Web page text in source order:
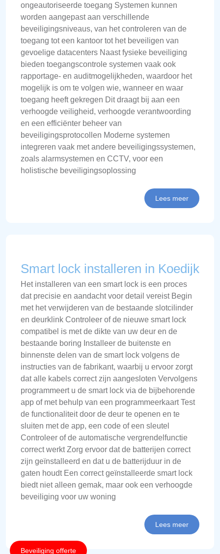
ongeautoriseerde toegang Systemen kunnen
worden aangepast aan verschillende
beveiligingsniveaus, van het controleren van de
toegang tot een kantoor tot het beveiligen van
gevoelige datacenters Naast fysieke beveiliging
bieden toegangscontrole systemen vaak ook
rapportage- en auditmogelijkheden, waardoor het
mogelijk is om te volgen wie, wanneer en waar
toegang heeft gekregen Dit draagt bij aan een
verhoogde veiligheid, verhoogde verantwoording
en een efficiënter beheer van
beveiligingsprotocollen Moderne systemen
integreren vaak met andere beveiligingssystemen,
zoals alarmsystemen en CCTV, voor een
holistische beveiligingsoplossing
Lees meer
Smart lock installeren in Koedijk
Het installeren van een smart lock is een proces
dat precisie en aandacht voor detail vereist Begin
met het verwijderen van de bestaande slotcilinder
en deurklink Controleer of de nieuwe smart lock
compatibel is met de dikte van uw deur en de
bestaande boring Installeer de buitenste en
binnenste delen van de smart lock volgens de
instructies van de fabrikant, waarbij u ervoor zorgt
dat alle kabels correct zijn aangesloten Vervolgens
programmeert u de smart lock via de bijbehorende
app of met behulp van een programmeerkaart Test
de functionaliteit door de deur te openen en te
sluiten met de app, een code of een sleutel
Controleer of de automatische vergrendelfunctie
correct werkt Zorg ervoor dat de batterijen correct
zijn geïnstalleerd en dat u de batterijduur in de
gaten houdt Een correct geïnstalleerde smart lock
biedt niet alleen gemak, maar ook een verhoogde
beveiliging voor uw woning
Lees meer
Beveiliging offerte